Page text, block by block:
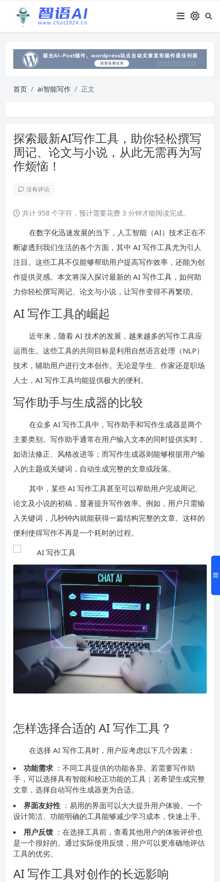
首页 ai智能写作 正文
探索最新AI写作工具，助你轻松撰写
周记、论文与小说，从此无需再为写
作烦恼！
没有评论
共计 958 个字符，预计需要花费 3 分钟才能阅读完成。
在数字化迅速发展的当下，人工智能（AI）技术正在不
断渗透到我们生活的各个方面，其中 AI 写作工具尤为引人
注目。这些工具不仅能够帮助用户提高写作效率，还能为创
作提供灵感。本文将深入探讨最新的 AI 写作工具，如何助
力你轻松撰写周记、论文与小说，让写作变得不再繁琐。
AI 写作工具的崛起
近年来，随着 AI 技术的发展，越来越多的写作工具应
运而生。这些工具的共同目标是利用自然语言处理（NLP）
技术，辅助用户进行文本创作。无论是学生、作家还是职场
人士，AI 写作工具均能提供极大的便利。
写作助手与生成器的比较
在众多 AI 写作工具中，写作助手和写作生成器是两个
主要类别。写作助手通常在用户输入文本的同时提供实时，
如语法修正、风格改进等；而写作生成器则能够根据用户输
入的主题或关键词，自动生成完整的文章或段落。
其中，某些 AI 写作工具甚至可以帮助用户完成周记、
论文及小说的初稿，显著提升写作效率。例如，用户只需输
入关键词，几秒钟内就能获得一篇结构完整的文章。这样的
便利使得写作不再是一个耗时的过程。
怎样选择合适的 AI 写作工具？
在选择 AI 写作工具时，用户应考虑以下几个因素：
功能需求 ：不同工具提供的功能各异。若需要写作助
手，可以选择具有智能和校正功能的工具；若希望生成完整
文章，选择自动写作生成器更为合适。
界面友好性 ：易用的界面可以大大提升用户体验。一个
设计简洁、功能明确的工具能够减少学习成本，快速上手。
用户反馈 ：在选择工具前，查看其他用户的体验评价也
是一个很好的。通过实际使用反馈，用户可以更准确地评估
工具的优劣。
AI 写作工具对创作的长远影响